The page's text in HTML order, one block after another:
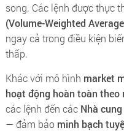
song. Các lệnh được thực
(Volume-Weighted
ngay cả trong điều kiện
thấp.
Khác với mô hình market
hoạt động hoàn toàn theo
các lệnh đến các Nhà
— đảm bảo minh bạch